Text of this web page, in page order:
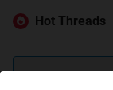
Hot Threads